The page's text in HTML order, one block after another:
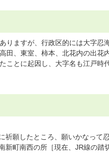
ますが、行政区的には大字忍
、東室、柿本、北花内の出花
ことに起因し、大字名も江戸時
祈願したところ、願いかなって
新町南西の所［現在、JR線の踏